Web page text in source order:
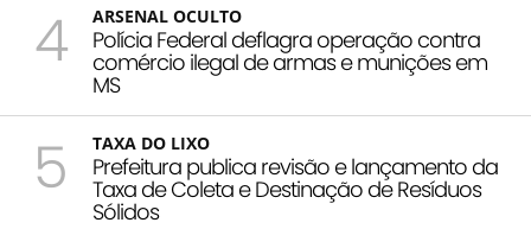
4 ARSENAL OCULTO
Polícia Federal deflagra operação contra
comércio ilegal de armas e munições em
MS
5 TAXA DO LIXO
Prefeitura publica revisão e lançamento da
Taxa de Coleta e Destinação de Resíduos
Sólidos